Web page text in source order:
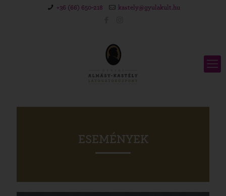
+36 (66) 650-218 kastely@gyulakult.hu
ESEMÉNYEK